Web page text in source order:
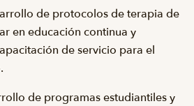
de protocolos de terapia de
en educación continua y
de servicio para el
de programas estudiantiles y